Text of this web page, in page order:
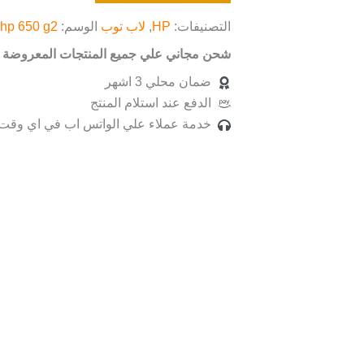
التصنيفات: HP
, لاب توب الوسم: hp 650 g2
شحن مجاني علي جميع المنتجات المعروضة
ضمان محلي 3 اشهر
الدفع عند استلام المنتج
خدمة عملاء علي الواتس اب في اي